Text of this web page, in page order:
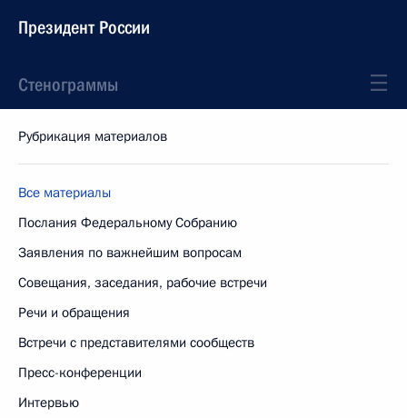
Президент России
Стенограммы
Рубрикация материалов
Все материалы
Послания Федеральному Собранию
Заявления по важнейшим вопросам
Совещания, заседания, рабочие встречи
Речи и обращения
Встречи с представителями сообществ
Пресс-конференции
Интервью